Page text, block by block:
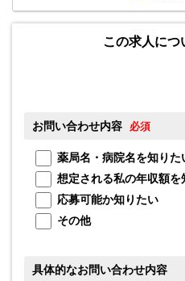
この求人につ
お問い合わせ内容 必須
薬局名・病院名を知りた
想定される私の年収額を
応募可能か知りたい
その他
具体的なお問い合わせ内容